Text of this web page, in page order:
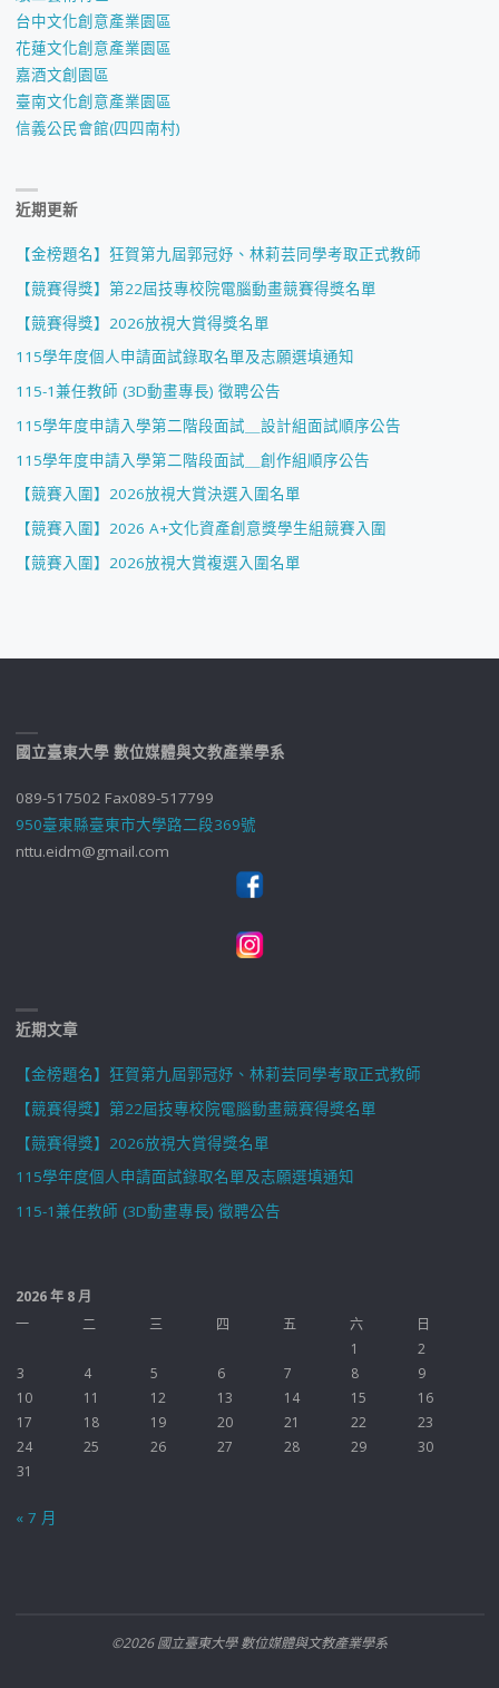
台中文化創意產業園區
花蓮文化創意產業園區
嘉酒文創園區
臺南文化創意產業園區
信義公民會館(四四南村)
近期更新
【金榜題名】狂賀第九屆郭冠妤、林莉芸同學考取正式教師
【競賽得獎】第22屆技專校院電腦動畫競賽得獎名單
【競賽得獎】2026放視大賞得獎名單
115學年度個人申請面試錄取名單及志願選填通知
115-1兼任教師 (3D動畫專長) 徵聘公告
115學年度申請入學第二階段面試＿設計組面試順序公告
115學年度申請入學第二階段面試＿創作組順序公告
【競賽入圍】2026放視大賞決選入圍名單
【競賽入圍】2026 A+文化資產創意獎學生組競賽入圍
【競賽入圍】2026放視大賞複選入圍名單
國立臺東大學 數位媒體與文教產業學系
089-517502 Fax089-517799
950臺東縣臺東市大學路二段369號
nttu.eidm@gmail.com
近期文章
【金榜題名】狂賀第九屆郭冠妤、林莉芸同學考取正式教師
【競賽得獎】第22屆技專校院電腦動畫競賽得獎名單
【競賽得獎】2026放視大賞得獎名單
115學年度個人申請面試錄取名單及志願選填通知
115-1兼任教師 (3D動畫專長) 徵聘公告
2026 年 8 月
一
二 三 四 五 六
日
1
2
3
4 5 6 7 8
9
10
11 12 13 14 15
16
17
18 19 20 21 22
23
24
25 26 27 28 29
30
31
« 7 月
©2026 國立臺東大學 數位媒體與文教產業學系